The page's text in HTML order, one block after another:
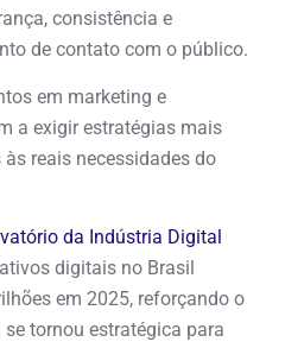
consistência e
de contato com o público.
em marketing e
a exigir estratégias mais
reais necessidades do
da Indústria Digital
digitais no Brasil
em 2025, reforçando o
tornou estratégica para